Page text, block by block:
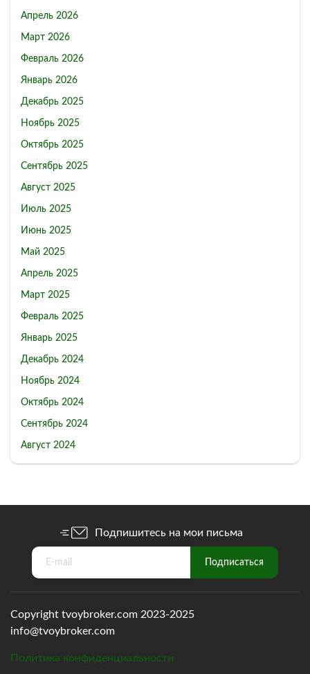
Апрель 2026
Март 2026
Февраль 2026
Январь 2026
Декабрь 2025
Ноябрь 2025
Октябрь 2025
Сентябрь 2025
Август 2025
Июль 2025
Июнь 2025
Май 2025
Апрель 2025
Март 2025
Февраль 2025
Январь 2025
Декабрь 2024
Ноябрь 2024
Октябрь 2024
Сентябрь 2024
Август 2024
Подпишитесь на мои письма
Copyright tvoybroker.com 2023-2025
info@tvoybroker.com
Политика конфиденциальности